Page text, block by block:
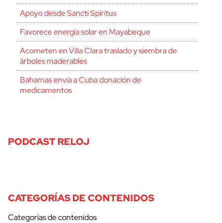
Apoyo desde Sancti Spíritus
Favorece energía solar en Mayabeque
Acometen en Villa Clara traslado y siembra de
árboles maderables
Bahamas envía a Cuba donación de
medicamentos
PODCAST RELOJ
CATEGORÍAS DE CONTENIDOS
Categorías de contenidos